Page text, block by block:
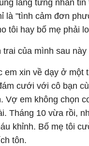
làng từng nhắn
là "tình cảm đơn
tôi hay bố mẹ phải
trai của mình sau
em xin về dạy ở một
cưới với cô bạn
Vợ em không chọn
Tháng 10 vừa rồi,
khỉnh. Bố mẹ tôi
tôn.